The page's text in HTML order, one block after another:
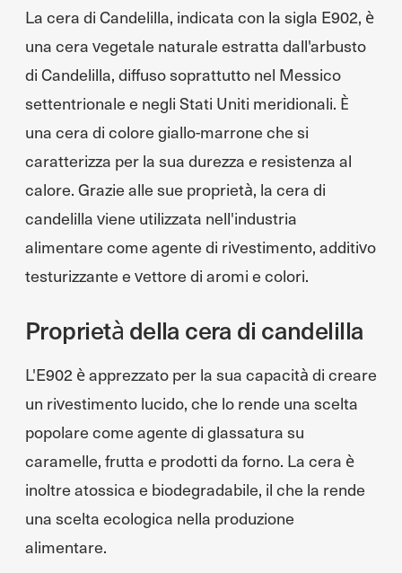
La cera di Candelilla, indicata con la sigla E902, è
una cera vegetale naturale estratta dall'arbusto
di Candelilla, diffuso soprattutto nel Messico
settentrionale e negli Stati Uniti meridionali. È
una cera di colore giallo-marrone che si
caratterizza per la sua durezza e resistenza al
calore. Grazie alle sue proprietà, la cera di
candelilla viene utilizzata nell'industria
alimentare come agente di rivestimento, additivo
testurizzante e vettore di aromi e colori.
Proprietà della cera di candelilla
L'E902 è apprezzato per la sua capacità di creare
un rivestimento lucido, che lo rende una scelta
popolare come agente di glassatura su
caramelle, frutta e prodotti da forno. La cera è
inoltre atossica e biodegradabile, il che la rende
una scelta ecologica nella produzione
alimentare.